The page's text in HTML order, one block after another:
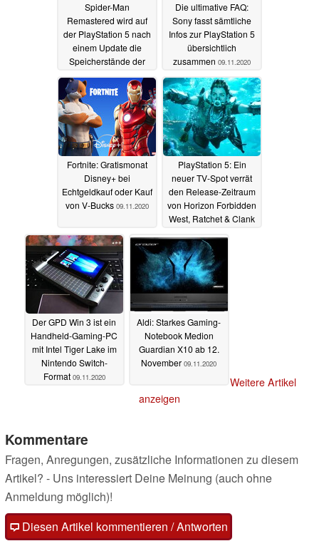
Spider-Man
Remastered wird auf
der PlayStation 5 nach
einem Update die
Speicherstände der
PS4-Version
unterstützen10.11.2020
Die ultimative FAQ:
Sony fasst sämtliche
Infos zur PlayStation 5
übersichtlich
zusammen 09.11.2020
Fortnite: Gratismonat
Disney+ bei
Echtgeldkauf oder Kauf
von V-Bucks 09.11.2020
PlayStation 5: Ein
neuer TV-Spot verrät
den Release-Zeitraum
von Horizon Forbidden
West, Ratchet & Clank
Der GPD Win 3 ist ein
Handheld-Gaming-PC
mit Intel Tiger Lake im
Nintendo Switch-
Format 09.11.2020
Aldi: Starkes Gaming-
Notebook Medion
Guardian X10 ab 12.
November 09.11.2020
Weitere Artikel
anzeigen
Kommentare
Fragen, Anregungen, zusätzliche Informationen zu diesem
Artikel? - Uns interessiert Deine Meinung (auch ohne
Anmeldung möglich)!
Diesen Artikel kommentieren / Antworten